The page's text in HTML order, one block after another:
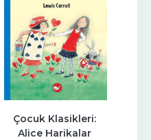
Çocuk Klasikleri:
Alice Harikalar